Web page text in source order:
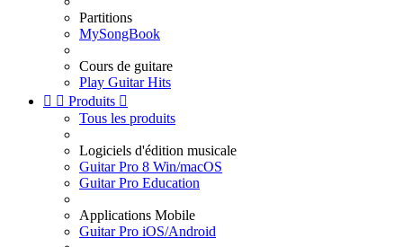
Partitions
MySongBook
Cours de guitare
Play Guitar Hits
  Produits 
Tous les produits
Logiciels d'édition musicale
Guitar Pro 8 Win/macOS
Guitar Pro Education
Applications Mobile
Guitar Pro iOS/Android